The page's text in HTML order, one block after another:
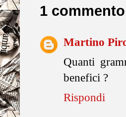
1
Martino
Quanti
benefici ?
Rispondi